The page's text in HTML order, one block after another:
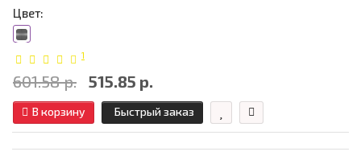
Цвет:
1
601.58 р. 515.85 р.
В корзину Быстрый заказ